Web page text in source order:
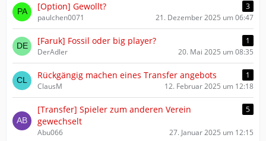
[Option] Gewollt?
3
paulchen0071
21. Dezember 2025 um 06:47
[Faruk] Fossil oder big player?
1
DerAdler
20. Mai 2025 um 08:35
Rückgängig machen eines Transfer angebots
1
ClausM
12. Februar 2025 um 12:18
[Transfer] Spieler zum anderen Verein
gewechselt
5
Abu066 27. Januar 2025 um 12:15